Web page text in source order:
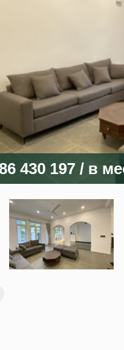
430 197 / в